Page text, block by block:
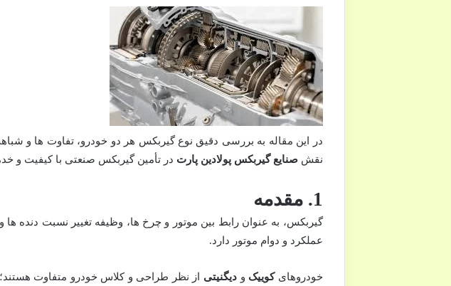
در این مقاله به بررسی دقیق نوع گیربکس هر دو خودرو، تفاوت ها و
نقشصنایع گیربکس پولادین پارت در تأمین گیربکس صنعتی با کیفیت
1. مقدمه
گیربکس، به عنوان رابط بین موتور و چرخ ها، وظیفه تغییر نسبت دنده ها
عملکرد و دوام موتور دارد.
خودروهایکوییک ودیگنیتی از نظر طراحی و کلاس خودرو متفاوت هستند؛